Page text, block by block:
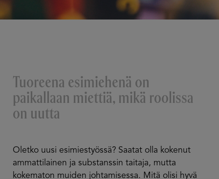
Tuoreena esimiehenä on
paikallaan miettiä, mikä roolissa
on uutta
Oletko uusi esimiestyössä? Saatat olla kokenut
ammattilainen ja substanssin taitaja, mutta
kokematon muiden johtamisessa. Mitä olisi hyvä